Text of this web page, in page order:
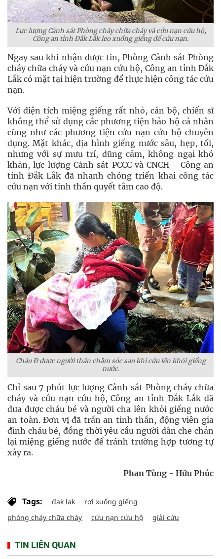
Lực lượng Cảnh sát Phòng cháy chữa cháy và cứu nạn cứu hộ,
Công an tỉnh Đắk Lắk leo xuống giếng để cứu nạn.
Ngay sau khi nhận được tin, Phòng Cảnh sát Phòng
cháy chữa cháy và cứu nạn cứu hộ, Công an tỉnh Đắk
Lắk có mặt tại hiện trường để thực hiện công tác cứu
nạn.
Với diện tích miệng giếng rất nhỏ, cán bộ, chiến sĩ
không thể sử dụng các phương tiện bảo hộ cá nhân
cũng như các phương tiện cứu nạn cứu hộ chuyên
dụng. Mặt khác, địa hình giếng nước sâu, hẹp, tối,
nhưng với sự mưu trí, dũng cảm, không ngại khó
khăn, lực lượng Cảnh sát PCCC và CNCH - Công an
tỉnh Đắk Lắk đã nhanh chóng triển khai công tác
cứu nạn với tinh thần quyết tâm cao độ.
Cháu Đ được người thân chăm sóc sau khi cứu lên khỏi giếng
nước.
Chỉ sau 7 phút lực lượng Cảnh sát Phòng cháy chữa
cháy và cứu nạn cứu hộ, Công an tỉnh Đắk Lắk đã
đưa được cháu bé và người cha lên khỏi giếng nước
an toàn. Đơn vị đã trấn an tinh thần, động viên gia
đình cháu bé, đồng thời yêu cầu người dân che chắn
lại miệng giếng nước để tránh trường hợp tương tự
xảy ra.
Phan Tùng - Hữu Phúc
Tags: đak lak
rơi xuống giếng
phòng cháy chữa cháy
cứu nạn cứu hộ giải cứu
TIN LIÊN QUAN